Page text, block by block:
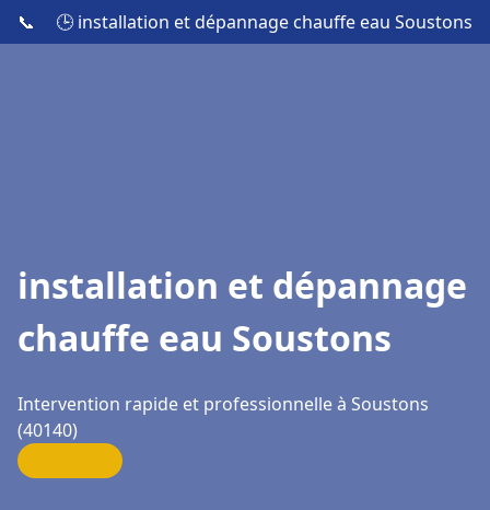
📞 🕒 installation et dépannage chauffe eau Soustons
installation et dépannage
chauffe eau Soustons
Intervention rapide et professionnelle à Soustons
(40140)